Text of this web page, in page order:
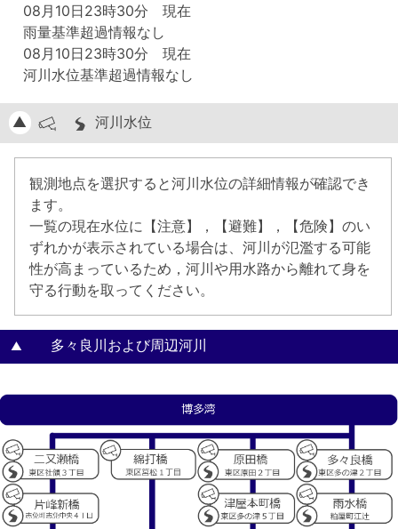
08月10日23時30分 現在
雨量基準超過情報なし
08月10日23時30分 現在
河川水位基準超過情報なし
▲ 河川水位
観測地点を選択すると河川水位の詳細情報が確認でき
ます。
一覧の現在水位に【注意】，【避難】，【危険】のい
ずれかが表示されている場合は、河川が氾濫する可能
性が高まっているため，河川や用水路から離れて身を
守る行動を取ってください。
▲ 多々良川および周辺河川